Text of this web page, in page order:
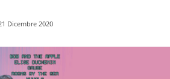
Dicembre 2020